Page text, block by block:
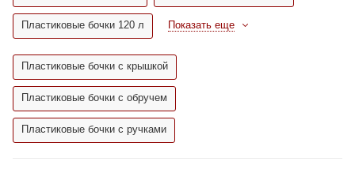
Пластиковые бочки 120 л Показать еще
Пластиковые бочки с крышкой
Пластиковые бочки с обручем
Пластиковые бочки с ручками